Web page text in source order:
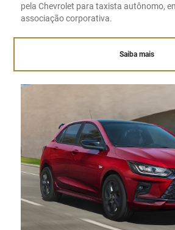
pela Chevrolet para taxista autônomo,
associação corporativa.
Saiba mais